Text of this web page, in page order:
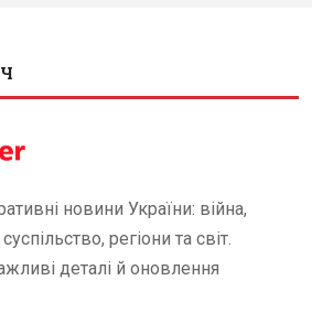
новини України: війна,
регіони та світ.
деталі й оновлення